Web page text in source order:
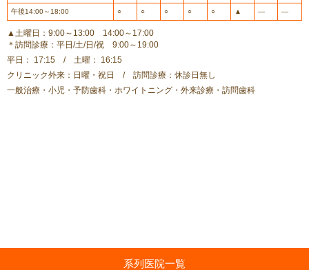
午後14:00～18:00 ○ ○ ○ ○ ○ ▲ ― ―
▲土曜日：9:00～13:00 14:00～17:00
＊訪問診療：平日/土/日/祝 9:00～19:00
平日： 17:15 / 土曜： 16:15
クリニック外来：日曜・祝日 / 訪問診療：休診日無し
一般治療・小児・予防歯科・ホワイトニング・外来診療・訪問歯科
系列医院一覧